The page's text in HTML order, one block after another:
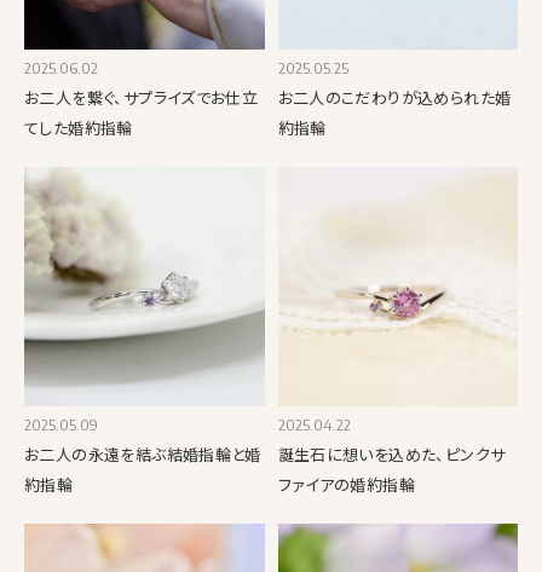
2025.06.02
お二人を繋ぐ、サプライズでお仕立
てした婚約指輪
2025.05.25
お二人のこだわりが込められた婚
約指輪
2025.05.09
お二人の永遠を結ぶ結婚指輪と婚
約指輪
2025.04.22
誕生石に想いを込めた、ピンクサ
ファイアの婚約指輪